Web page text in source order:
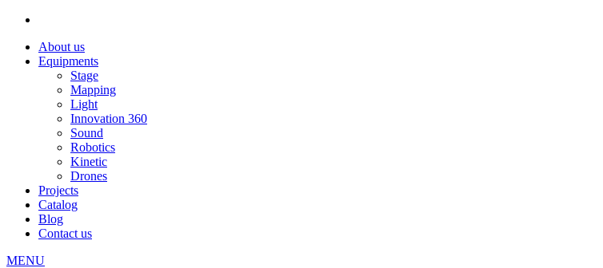
About us
Equipments
Stage
Mapping
Light
Innovation 360
Sound
Robotics
Kinetic
Drones
Projects
Catalog
Blog
Contact us
MENU